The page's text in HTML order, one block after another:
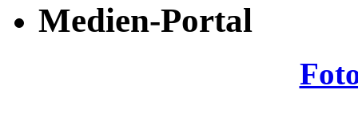
Medien-Portal